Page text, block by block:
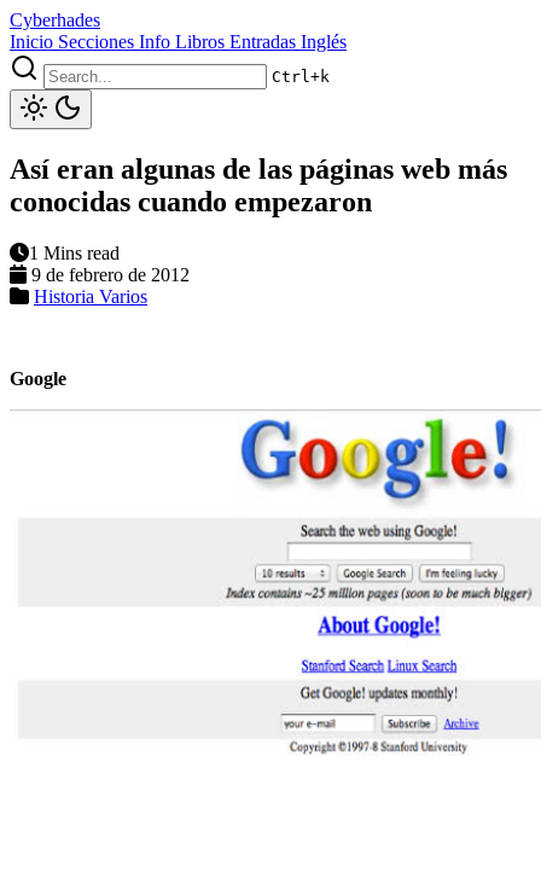
Cyberhades
Inicio Secciones Info Libros Entradas Inglés
Ctrl+k
Así eran algunas de las páginas web más
conocidas cuando empezaron
1 Mins read
9 de febrero de 2012
Historia Varios
Google